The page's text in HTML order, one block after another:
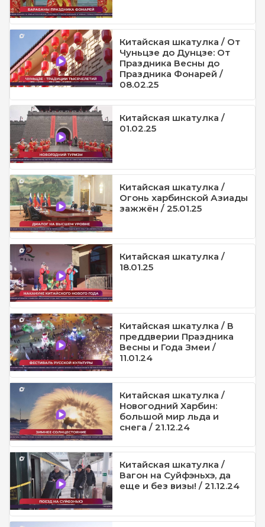
Китайская шкатулка / От
Чуньцзе до Дунцзе: От
Праздника Весны до
Праздника Фонарей /
08.02.25
Китайская шкатулка /
01.02.25
Китайская шкатулка /
Огонь харбинской Азиады
зажжён / 25.01.25
Китайская шкатулка /
18.01.25
Китайская шкатулка / В
преддверии Праздника
Весны и Года Змеи /
11.01.24
Китайская шкатулка /
Новогодний Харбин:
большой мир льда и
снега / 21.12.24
Китайская шкатулка /
Вагон на Суйфэньхэ, да
еще и без визы! / 21.12.24